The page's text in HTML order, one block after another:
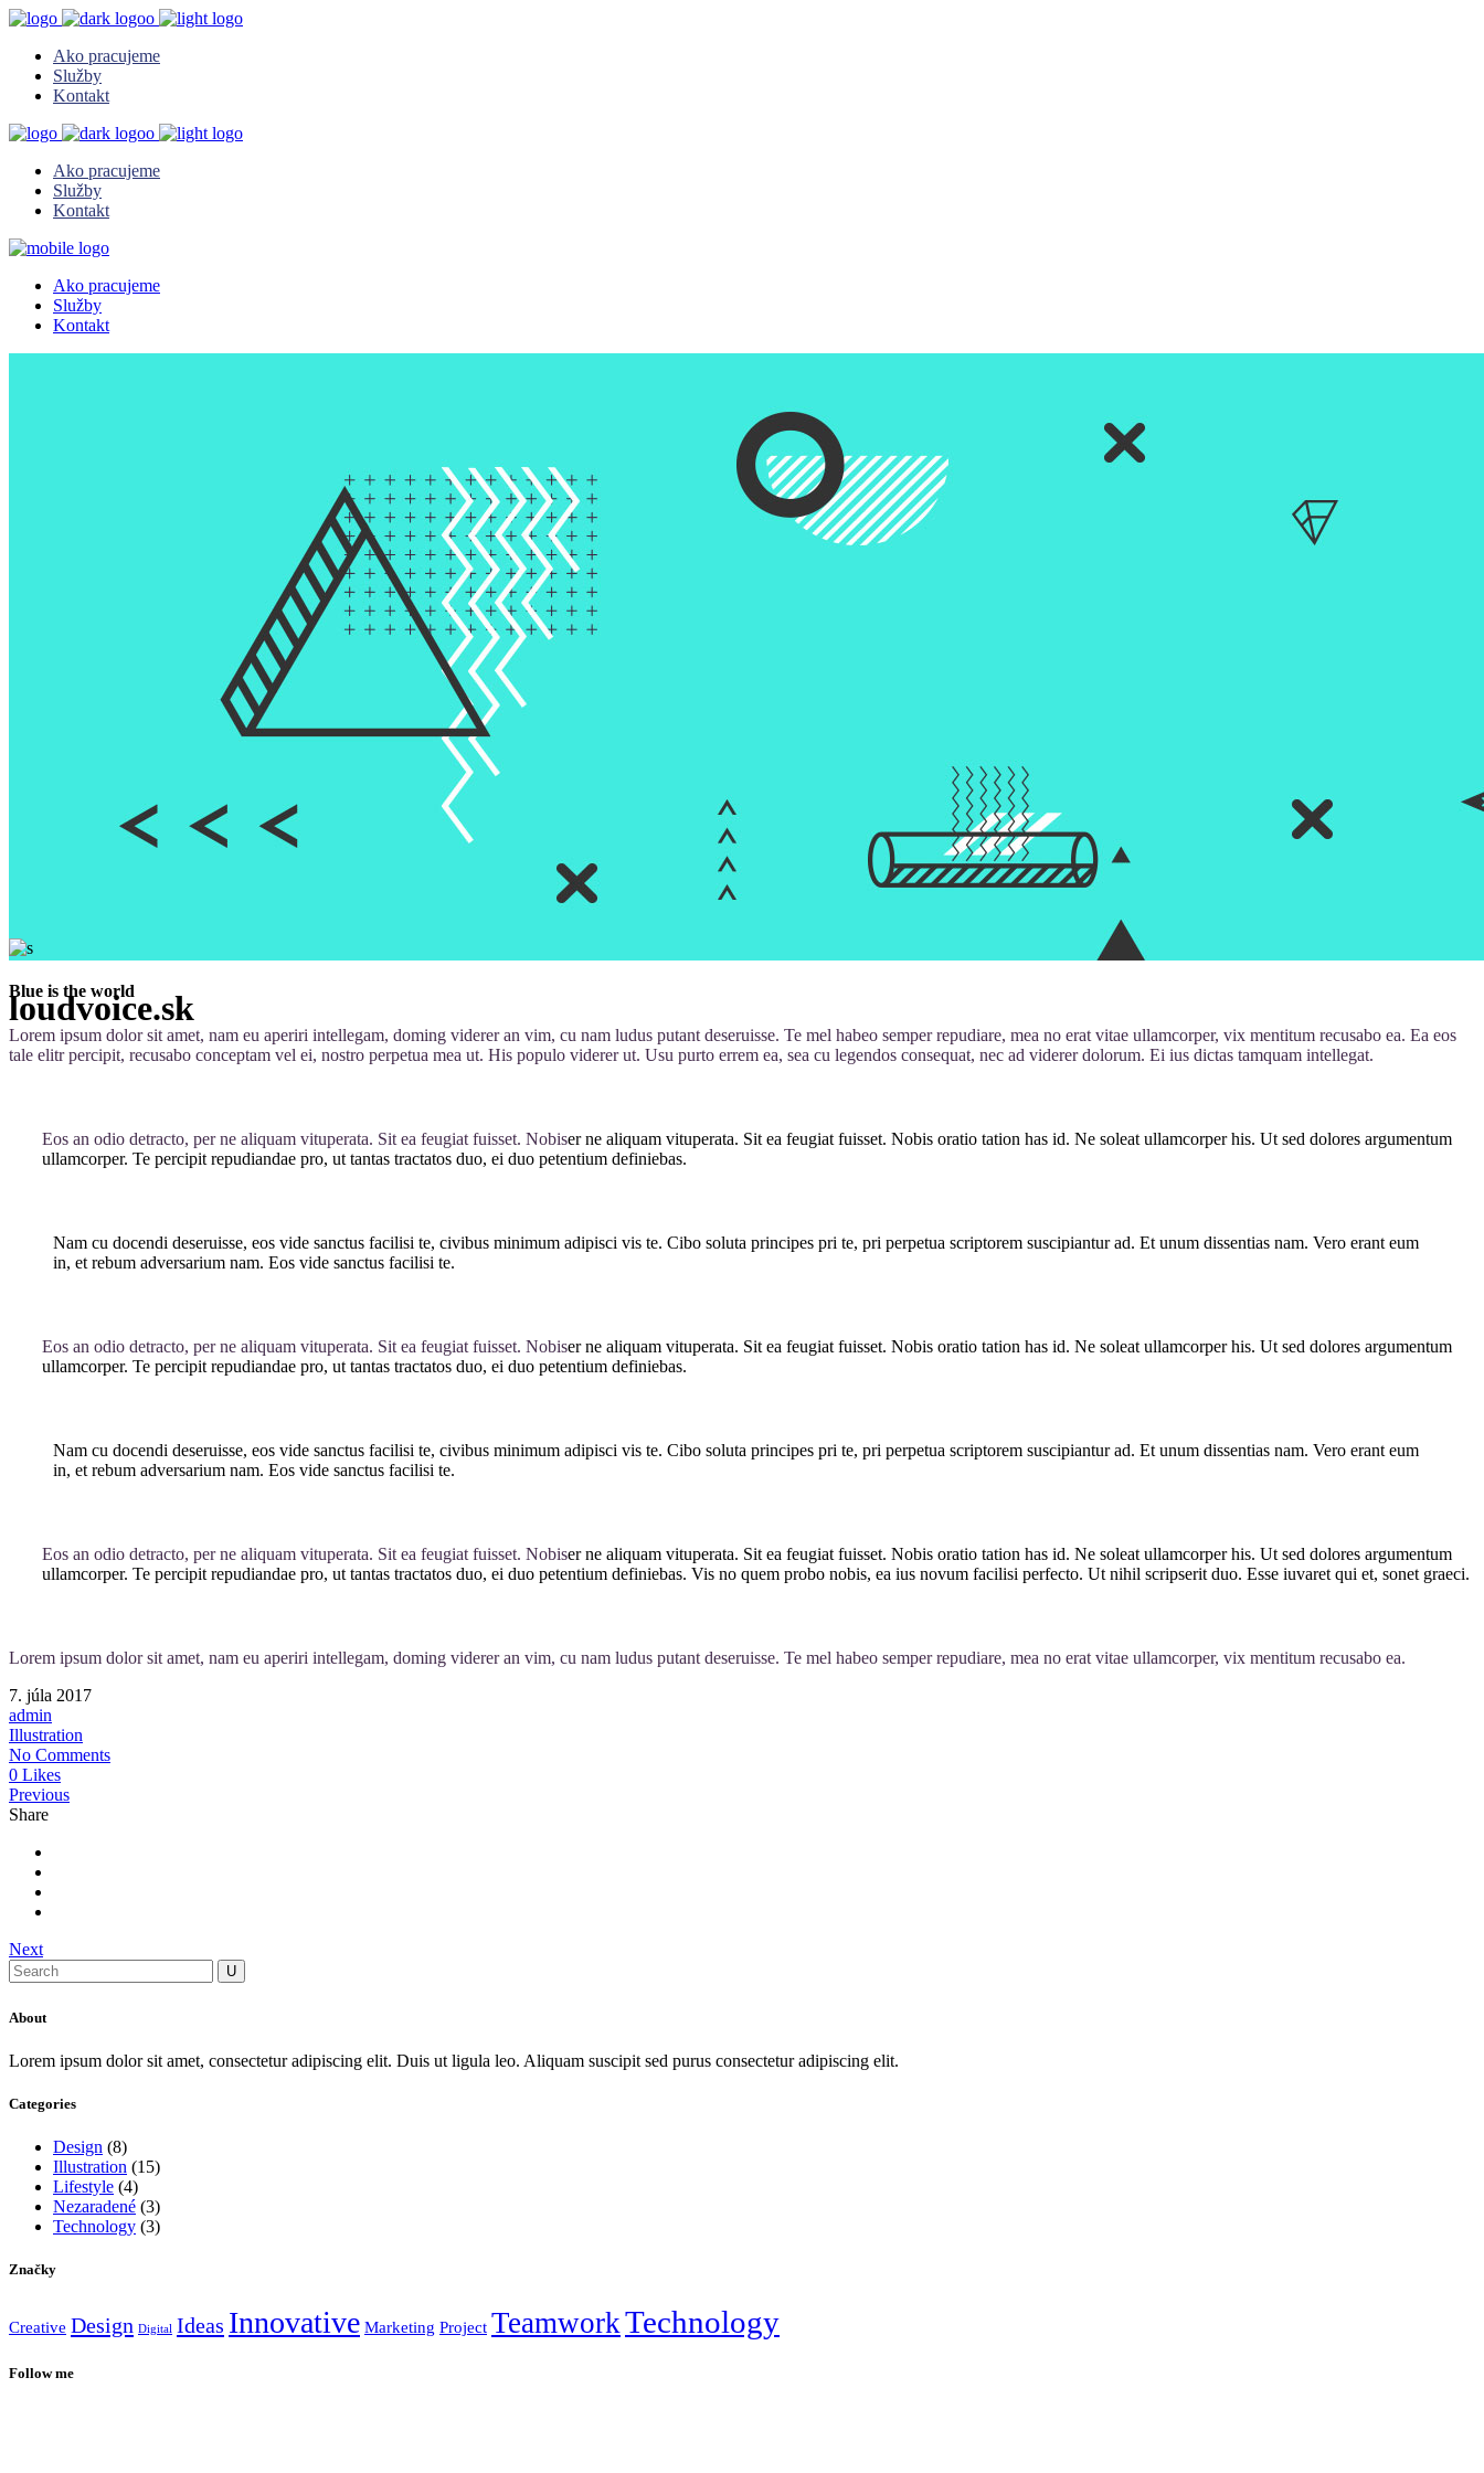
Ako pracujeme
Služby
Kontakt
Ako pracujeme
Služby
Kontakt
Ako pracujeme
Služby
Kontakt
loudvoice.sk
Blue is the world
Lorem ipsum dolor sit amet, nam eu aperiri intellegam, doming viderer an vim, cu nam ludus putant deseruisse. Te mel habeo semper repudiare, mea no erat vitae ullamcorper, vix mentitum recusabo ea. Ea eos
tale elitr percipit, recusabo conceptam vel ei, nostro perpetua mea ut. His populo viderer ut. Usu purto errem ea, sea cu legendos consequat, nec ad viderer dolorum. Ei ius dictas tamquam intellegat.
Eos an odio detracto, per ne aliquam vituperata. Sit ea feugiat fuisset. Nobiser ne aliquam vituperata. Sit ea feugiat fuisset. Nobis oratio tation has id. Ne soleat ullamcorper his. Ut sed dolores argumentum
ullamcorper. Te percipit repudiandae pro, ut tantas tractatos duo, ei duo petentium definiebas.
Nam cu docendi deseruisse, eos vide sanctus facilisi te, civibus minimum adipisci vis te. Cibo soluta principes pri te, pri perpetua scriptorem suscipiantur ad. Et unum dissentias nam. Vero erant eum
in, et rebum adversarium nam. Eos vide sanctus facilisi te.
Eos an odio detracto, per ne aliquam vituperata. Sit ea feugiat fuisset. Nobiser ne aliquam vituperata. Sit ea feugiat fuisset. Nobis oratio tation has id. Ne soleat ullamcorper his. Ut sed dolores argumentum
ullamcorper. Te percipit repudiandae pro, ut tantas tractatos duo, ei duo petentium definiebas.
Nam cu docendi deseruisse, eos vide sanctus facilisi te, civibus minimum adipisci vis te. Cibo soluta principes pri te, pri perpetua scriptorem suscipiantur ad. Et unum dissentias nam. Vero erant eum
in, et rebum adversarium nam. Eos vide sanctus facilisi te.
Eos an odio detracto, per ne aliquam vituperata. Sit ea feugiat fuisset. Nobiser ne aliquam vituperata. Sit ea feugiat fuisset. Nobis oratio tation has id. Ne soleat ullamcorper his. Ut sed dolores argumentum
ullamcorper. Te percipit repudiandae pro, ut tantas tractatos duo, ei duo petentium definiebas. Vis no quem probo nobis, ea ius novum facilisi perfecto. Ut nihil scripserit duo. Esse iuvaret qui et, sonet graeci.
Lorem ipsum dolor sit amet, nam eu aperiri intellegam, doming viderer an vim, cu nam ludus putant deseruisse. Te mel habeo semper repudiare, mea no erat vitae ullamcorper, vix mentitum recusabo ea.
7. júla 2017
admin
Illustration
No Comments
0 Likes
Previous
Share
Next
About
Lorem ipsum dolor sit amet, consectetur adipiscing elit. Duis ut ligula leo. Aliquam suscipit sed purus consectetur adipiscing elit.
Categories
Design (8)
Illustration (15)
Lifestyle (4)
Nezaradené (3)
Technology (3)
Značky
Creative Design Digital Ideas Innovative Marketing Project TeamworkTechnology
Follow me